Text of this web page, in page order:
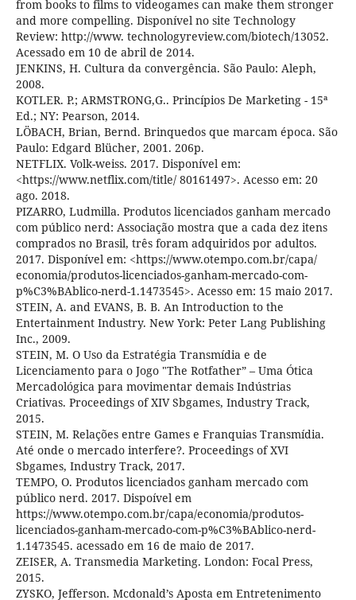
from books to films to videogames can make them stronger
and more compelling. Disponível no site Technology
Review: http://www. technologyreview.com/biotech/13052.
Acessado em 10 de abril de 2014.
JENKINS, H. Cultura da convergência. São Paulo: Aleph,
2008.
KOTLER. P.; ARMSTRONG,G.. Princípios De Marketing - 15ª
Ed.; NY: Pearson, 2014.
LÖBACH, Brian, Bernd. Brinquedos que marcam época. São
Paulo: Edgard Blücher, 2001. 206p.
NETFLIX. Volk-weiss. 2017. Disponível em:
<https://www.netflix.com/title/ 80161497>. Acesso em: 20
ago. 2018.
PIZARRO, Ludmilla. Produtos licenciados ganham mercado
com público nerd: Associação mostra que a cada dez itens
comprados no Brasil, três foram adquiridos por adultos.
2017. Disponível em: <https://www.otempo.com.br/capa/
economia/produtos-licenciados-ganham-mercado-com-
p%C3%BAblico-nerd-1.1473545>. Acesso em: 15 maio 2017.
STEIN, A. and EVANS, B. B. An Introduction to the
Entertainment Industry. New York: Peter Lang Publishing
Inc., 2009.
STEIN, M. O Uso da Estratégia Transmídia e de
Licenciamento para o Jogo "The Rotfather” – Uma Ótica
Mercadológica para movimentar demais Indústrias
Criativas. Proceedings of XIV Sbgames, Industry Track,
2015.
STEIN, M. Relações entre Games e Franquias Transmídia.
Até onde o mercado interfere?. Proceedings of XVI
Sbgames, Industry Track, 2017.
TEMPO, O. Produtos licenciados ganham mercado com
público nerd. 2017. Dispoível em
https://www.otempo.com.br/capa/economia/produtos-
licenciados-ganham-mercado-com-p%C3%BAblico-nerd-
1.1473545. acessado em 16 de maio de 2017.
ZEISER, A. Transmedia Marketing. London: Focal Press,
2015.
ZYSKO, Jefferson. Mcdonald’s Aposta em Entretenimento